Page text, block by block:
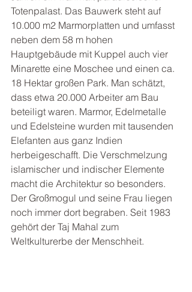
Totenpalast. Das Bauwerk steht auf
10.000 m2 Marmorplatten und umfasst
neben dem 58 m hohen
Hauptgebäude mit Kuppel auch vier
Minarette eine Moschee und einen ca.
18 Hektar großen Park. Man schätzt,
dass etwa 20.000 Arbeiter am Bau
beteiligt waren. Marmor, Edelmetalle
und Edelsteine wurden mit tausenden
Elefanten aus ganz Indien
herbeigeschafft. Die Verschmelzung
islamischer und indischer Elemente
macht die Architektur so besonders.
Der Großmogul und seine Frau liegen
noch immer dort begraben. Seit 1983
gehört der Taj Mahal zum
Weltkulturerbe der Menschheit.